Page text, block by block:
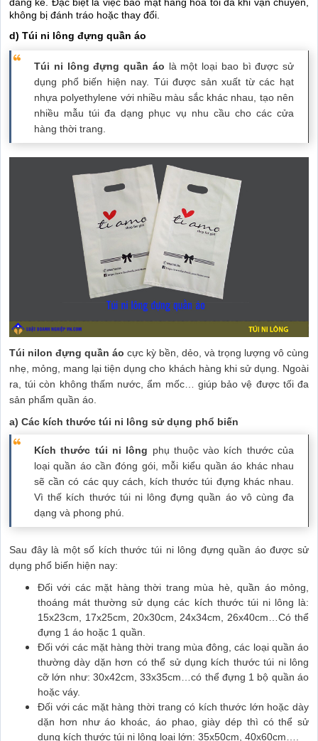
đáng kể. Đặc biệt là việc bảo mật hàng hóa tối đa khi vận chuyển,
không bị đánh tráo hoặc thay đổi.
d) Túi ni lông đựng quần áo
Túi ni lông đựng quần áo là một loại bao bì được sử
dụng phổ biến hiện nay. Túi được sản xuất từ các hạt
nhựa polyethylene với nhiều màu sắc khác nhau, tạo nên
nhiều mẫu túi đa dạng phục vụ nhu cầu cho các cửa
hàng thời trang.
Túi nilon đựng quần áo cực kỳ bền, dẻo, và trọng lượng vô cùng
nhẹ, mỏng, mang lại tiện dụng cho khách hàng khi sử dụng. Ngoài
ra, túi còn không thấm nước, ẩm mốc… giúp bảo vệ được tối đa
sản phẩm quần áo.
a) Các kích thước túi ni lông sử dụng phổ biến
Kích thước túi ni lông phụ thuộc vào kích thước của
loại quần áo cần đóng gói, mỗi kiểu quần áo khác nhau
sẽ cần có các quy cách, kích thước túi đựng khác nhau.
Vì thế kích thước túi ni lông đựng quần áo vô cùng đa
dạng và phong phú.
Sau đây là một số kích thước túi ni lông đựng quần áo được sử
dụng phổ biến hiện nay:
Đối với các mặt hàng thời trang mùa hè, quần áo mỏng,
thoáng mát thường sử dụng các kích thước túi ni lông là:
15x23cm, 17x25cm, 20x30cm, 24x34cm, 26x40cm…Có thể
đựng 1 áo hoặc 1 quần.
Đối với các mặt hàng thời trang mùa đông, các loại quần áo
thường dày dặn hơn có thể sử dụng kích thước túi ni lông
cỡ lớn như: 30x42cm, 33x35cm…có thể đựng 1 bộ quần áo
hoặc váy.
Đối với các mặt hàng thời trang có kích thước lớn hoặc dày
dặn hơn như áo khoác, áo phao, giày dép thì có thể sử
dụng kích thước túi ni lông loại lớn: 35x50cm, 40x60cm….